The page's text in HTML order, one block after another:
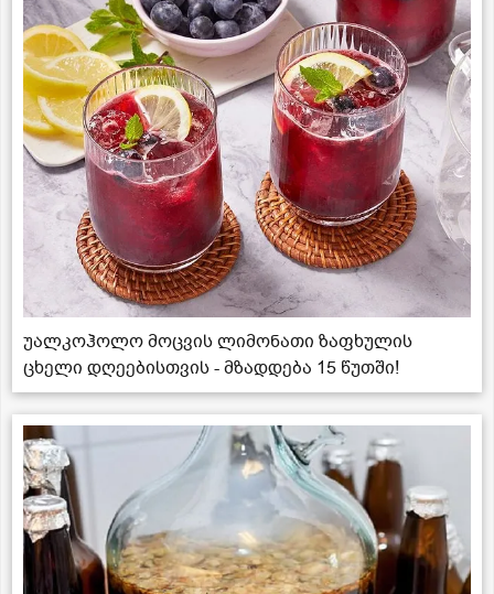
უალკოჰოლო მოცვის ლიმონათი ზაფხულის
ცხელი დღეებისთვის - მზადდება 15 წუთში!